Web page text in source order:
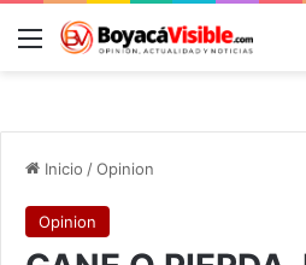
Menú
Inicio /Opinion
Opinion